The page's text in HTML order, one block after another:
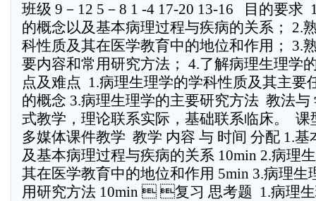
班级 9－12 5－8 1 -4 17-20 13-16   目的要
的概念以及基本病理过程与疾病的关系； 2.
科性质及其在医学教育中的地位和作用； 3.
要内容和常用研究方法； 4.了解病理生理学的
点及难点  1.病理生理学的学科性质及其主要
的概念 3.病理生理学的主要研究方法  教法与
式教学，理论联系实际，基础联系临床。  课
多媒体课件教学  教学 内容 与 时间 分配 1.
及基本病理过程与疾病的关系 10min 2.病理
其在医学教育中的地位和作用 5min 3.病理生
用研究方法 10min  复习 思考题  1.病理